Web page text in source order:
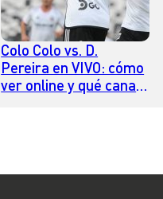
Colo Colo vs. D.
Pereira en VIVO: cómo
ver online y qué canal